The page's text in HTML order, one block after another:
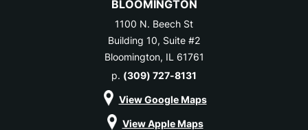
BLOOMINGTON
1100 N. Beech St
Building 10, Suite #2
Bloomington, IL 61761
p. (309) 727-8131
View Google Maps
View Apple Maps